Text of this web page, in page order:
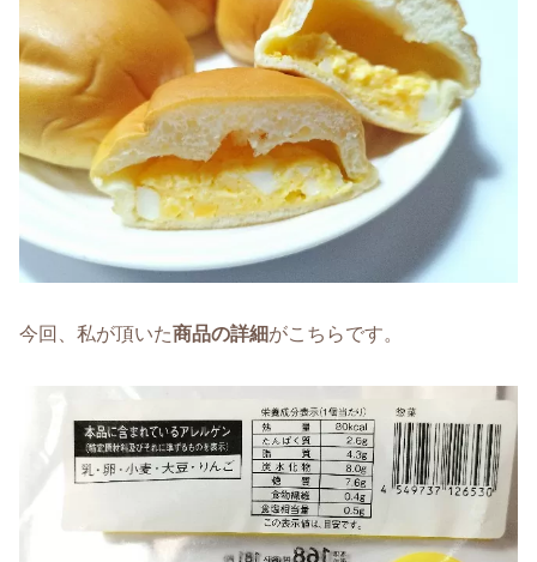
今回、私が頂いた商品の詳細がこちらです。